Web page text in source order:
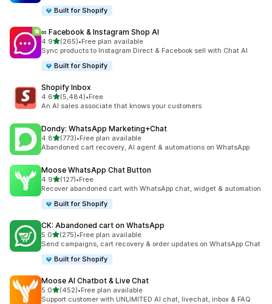
Built for Shopify
∞ Facebook & Instagram Shop AI
4.9滿分 5 顆星
(265)
共有 265 則評價
•Free plan available
Sync products to Instagram Direct & Facebook sell with Chat AI
Built for Shopify
Shopify Inbox
4.6滿分 5 顆星
(5,484)
共有 5484 則評價
•Free
An AI sales associate that knows your customers
Dondy: WhatsApp Marketing+Chat
4.8滿分 5 顆星
(773)
共有 773 則評價
•Free plan available
Abandoned cart recovery, AI agent & automations on WhatsApp
Moose WhatsApp Chat Button
4.9滿分 5 顆星
(127)
共有 127 則評價
•Free
Recover abandoned cart with WhatsApp chat, widget & automation
Built for Shopify
CK: Abandoned cart on WhatsApp
5.0滿分 5 顆星
(275)
共有 275 則評價
•Free plan available
Send campaigns, cart recovery & order updates on WhatsApp Chat
Built for Shopify
Moose AI Chatbot & Live Chat
5.0滿分 5 顆星
(452)
共有 452 則評價
•Free plan available
Support customer with UNLIMITED AI chat, livechat, inbox & FAQ